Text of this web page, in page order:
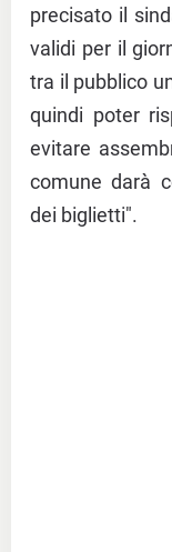
precisato il
validi per il
tra il pubblico
quindi poter
evitare
comune darà
dei biglietti".